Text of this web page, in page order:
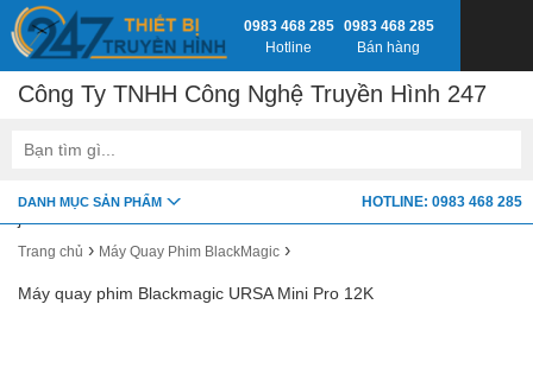
google-site-verification=fSxkTzlyAV278H0_7LAVZEjJh2zdXsbKQ-
Trang chủ › Máy Quay Phim BlackMagic ›
Máy quay phim Blackmagic URSA Mini Pro 12K
0983 468 285
Hotline
0983 468 285
Bán hàng
Công Ty TNHH Công Nghệ Truyền Hình 247
DANH MỤC SẢN PHẨM HOTLINE: 0983 468 285